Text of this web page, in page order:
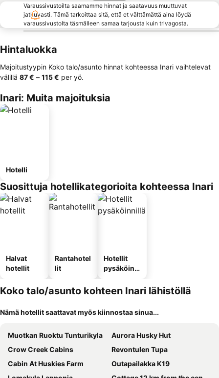
Varaussivustoilta saamamme hinnat ja saatavuus muuttuvat
jatkuvasti. Tämä tarkoittaa sitä, että et välttämättä aina löydä
varaussivustolta täsmälleen samaa tarjousta kuin trivagosta.
Hintaluokka
Majoitustyypin Koko talo/asunto hinnat kohteessa Inari vaihtelevat
välillä ‎87 € – ‎115 € per yö.
Inari: Muita majoituksia
Hotelli
Suosittuja hotellikategorioita kohteessa Inari
Halvat
hotellit
Rantahotel
lit
Hotellit
pysäköinni
Koko talo/asunto kohteen Inari lähistöllä
Nämä hotellit saattavat myös kiinnostaa sinua...
Muotkan Ruoktu Tunturikyla
Aurora Husky Hut
Crow Creek Cabins
Revontulen Tupa
Cabin At Huskies Farm
Outapailakka K19